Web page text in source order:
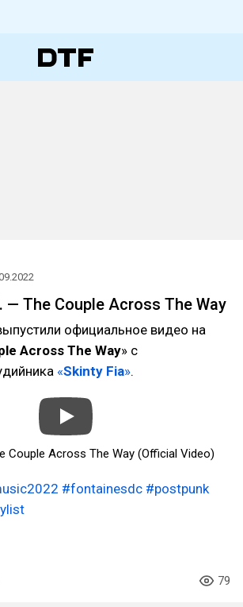
— The Couple Across The Way
официальное видео на
Across The Way» с
«Skinty Fia».
Couple Across The Way (Official Video)
#fontainesdc #postpunk
79